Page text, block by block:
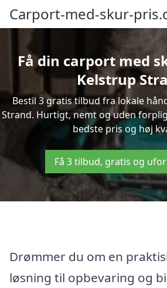
Carport-med-skur-
Få din carport med
Kelstrup
Bestil 3 gratis tilbud fra lokale
Strand. Hurtigt, nemt og uden
bedste pris og høj
Få 3 tilbud, gratis og
Drømmer du om en
løsning til opbevaring og